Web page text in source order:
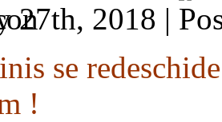
27th, 2018 |
se
!